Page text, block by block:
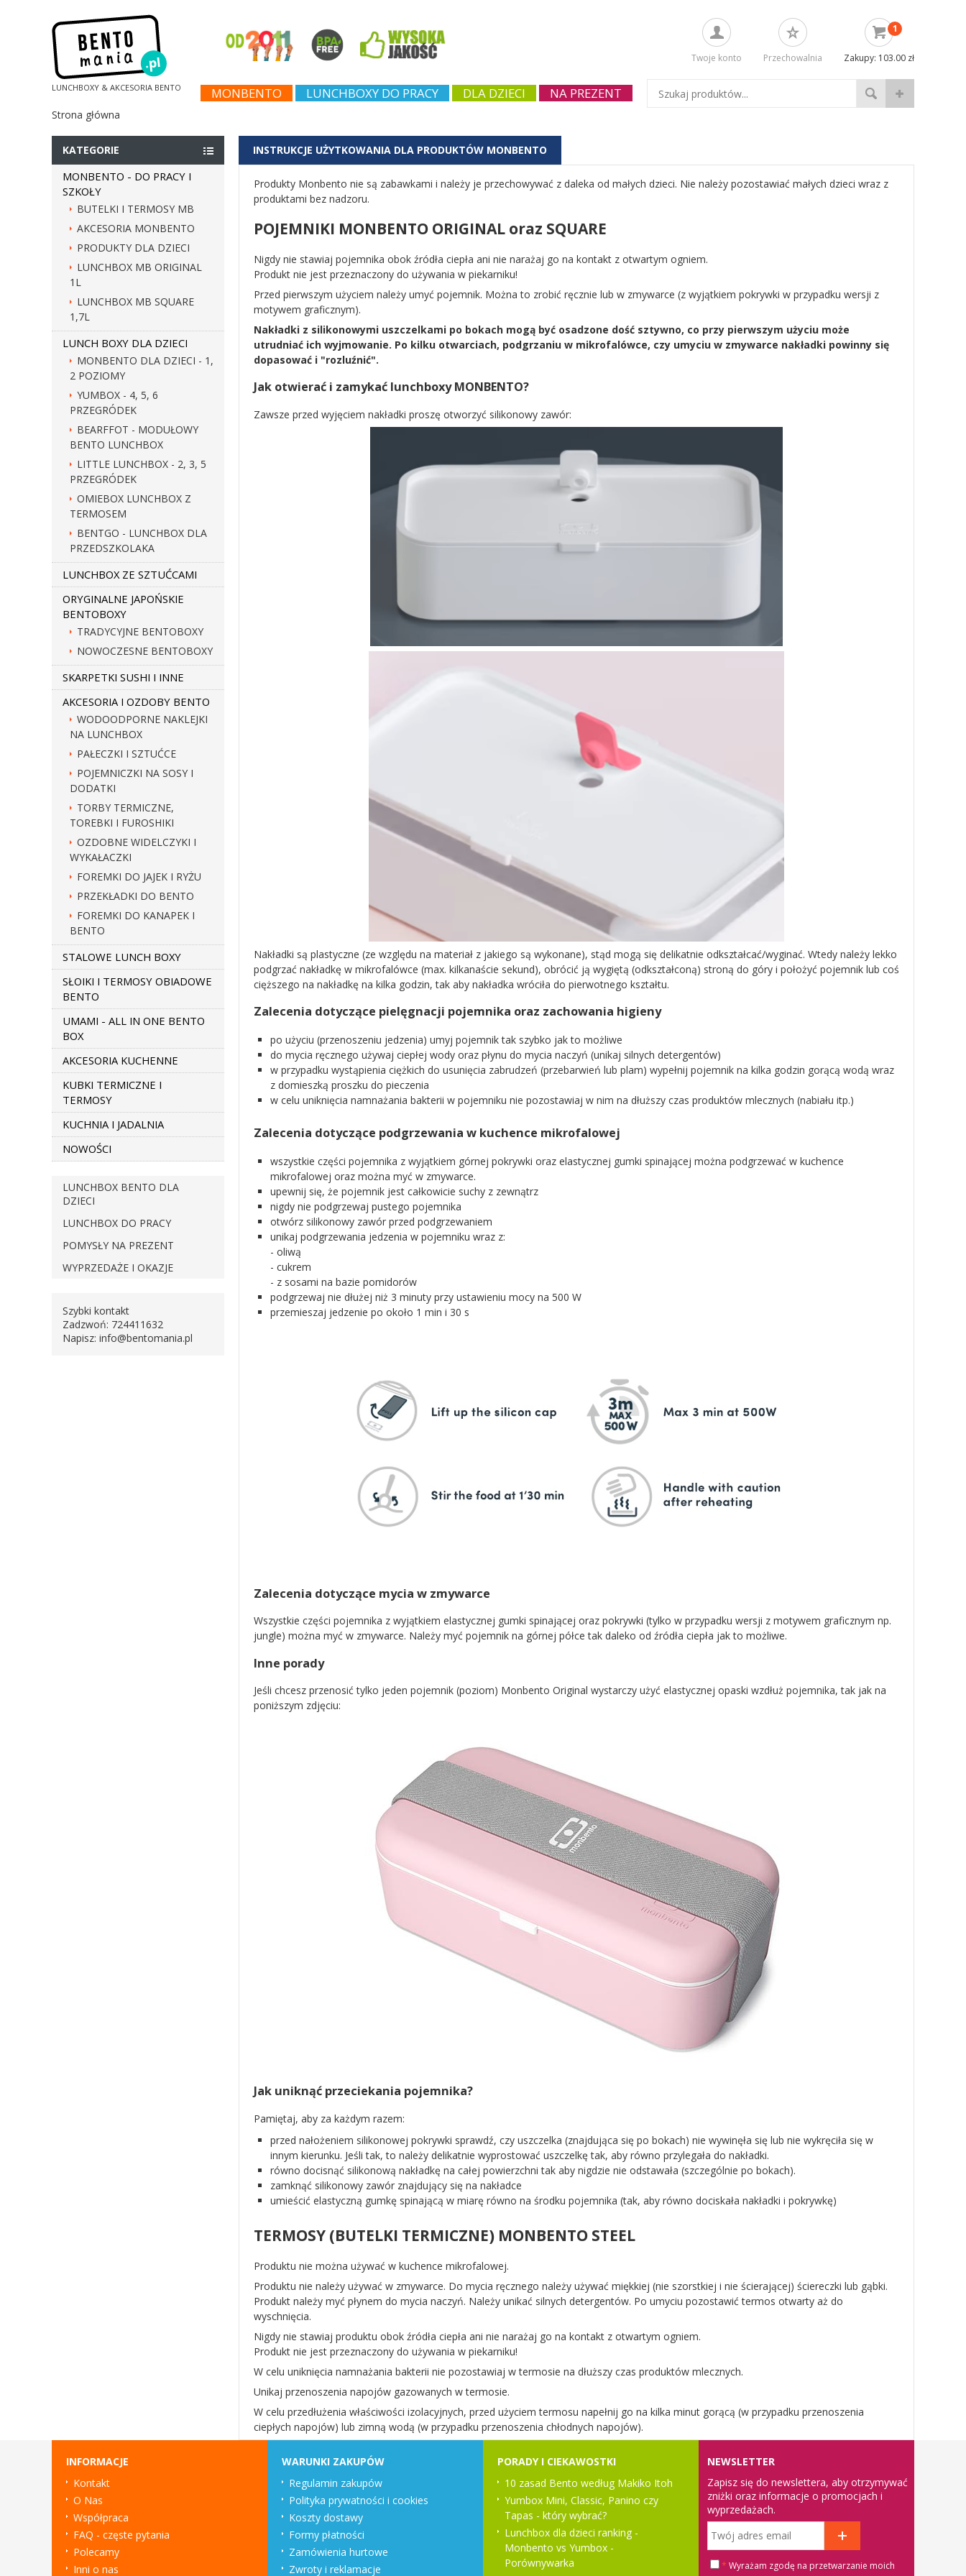
LUNCHBOXY & AKCESORIA BENTO
Twoje konto Przechowalnia
1
Zakupy: 103.00 zł
MONBENTO LUNCHBOXY DO PRACY DLA DZIECI NA PREZENT
Strona główna
KATEGORIE
MONBENTO - DO PRACY I
SZKOŁY
BUTELKI I TERMOSY MB
AKCESORIA MONBENTO
PRODUKTY DLA DZIECI
LUNCHBOX MB ORIGINAL
1L
LUNCHBOX MB SQUARE
1,7L
LUNCH BOXY DLA DZIECI
MONBENTO DLA DZIECI - 1,
2 POZIOMY
YUMBOX - 4, 5, 6
PRZEGRÓDEK
BEARFFOT - MODUŁOWY
BENTO LUNCHBOX
LITTLE LUNCHBOX - 2, 3, 5
PRZEGRÓDEK
OMIEBOX LUNCHBOX Z
TERMOSEM
BENTGO - LUNCHBOX DLA
PRZEDSZKOLAKA
LUNCHBOX ZE SZTUĆCAMI
ORYGINALNE JAPOŃSKIE
BENTOBOXY
TRADYCYJNE BENTOBOXY
NOWOCZESNE BENTOBOXY
SKARPETKI SUSHI I INNE
AKCESORIA I OZDOBY BENTO
WODOODPORNE NAKLEJKI
NA LUNCHBOX
PAŁECZKI I SZTUĆCE
POJEMNICZKI NA SOSY I
DODATKI
TORBY TERMICZNE,
TOREBKI I FUROSHIKI
OZDOBNE WIDELCZYKI I
WYKAŁACZKI
FOREMKI DO JAJEK I RYŻU
PRZEKŁADKI DO BENTO
FOREMKI DO KANAPEK I
BENTO
STALOWE LUNCH BOXY
SŁOIKI I TERMOSY OBIADOWE
BENTO
UMAMI - ALL IN ONE BENTO
BOX
AKCESORIA KUCHENNE
KUBKI TERMICZNE I
TERMOSY
KUCHNIA I JADALNIA
NOWOŚCI
LUNCHBOX BENTO DLA
DZIECI
LUNCHBOX DO PRACY
POMYSŁY NA PREZENT
WYPRZEDAŻE I OKAZJE
INSTRUKCJE UŻYTKOWANIA DLA PRODUKTÓW MONBENTO
Produkty Monbento nie są zabawkami i należy je przechowywać z daleka od małych dzieci. Nie należy pozostawiać małych dzieci wraz z
produktami bez nadzoru.
POJEMNIKI MONBENTO ORIGINAL oraz SQUARE
Nigdy nie stawiaj pojemnika obok źródła ciepła ani nie narażaj go na kontakt z otwartym ogniem.
Produkt nie jest przeznaczony do używania w piekarniku!
Przed pierwszym użyciem należy umyć pojemnik. Można to zrobić ręcznie lub w zmywarce (z wyjątkiem pokrywki w przypadku wersji z
motywem graficznym).
Nakładki z silikonowymi uszczelkami po bokach mogą być osadzone dość sztywno, co przy pierwszym użyciu może
utrudniać ich wyjmowanie. Po kilku otwarciach, podgrzaniu w mikrofalówce, czy umyciu w zmywarce nakładki powinny się
dopasować i "rozluźnić".
Jak otwierać i zamykać lunchboxy MONBENTO?
Zawsze przed wyjęciem nakładki proszę otworzyć silikonowy zawór:
Nakładki są plastyczne (ze względu na materiał z jakiego są wykonane), stąd mogą się delikatnie odkształcać/wyginać. Wtedy należy lekko
podgrzać nakładkę w mikrofalówce (max. kilkanaście sekund), obrócić ją wygiętą (odkształconą) stroną do góry i położyć pojemnik lub coś
cięższego na nakładkę na kilka godzin, tak aby nakładka wróciła do pierwotnego kształtu.
Zalecenia dotyczące pielęgnacji pojemnika oraz zachowania higieny
po użyciu (przenoszeniu jedzenia) umyj pojemnik tak szybko jak to możliwe
do mycia ręcznego używaj ciepłej wody oraz płynu do mycia naczyń (unikaj silnych detergentów)
w przypadku wystąpienia ciężkich do usunięcia zabrudzeń (przebarwień lub plam) wypełnij pojemnik na kilka godzin gorącą wodą wraz
z domieszką proszku do pieczenia
w celu uniknięcia namnażania bakterii w pojemniku nie pozostawiaj w nim na dłuższy czas produktów mlecznych (nabiału itp.)
Zalecenia dotyczące podgrzewania w kuchence mikrofalowej
wszystkie części pojemnika z wyjątkiem górnej pokrywki oraz elastycznej gumki spinającej można podgrzewać w kuchence
mikrofalowej oraz można myć w zmywarce.
upewnij się, że pojemnik jest całkowicie suchy z zewnątrz
nigdy nie podgrzewaj pustego pojemnika
otwórz silikonowy zawór przed podgrzewaniem
unikaj podgrzewania jedzenia w pojemniku wraz z:
- oliwą
- cukrem
- z sosami na bazie pomidorów
podgrzewaj nie dłużej niż 3 minuty przy ustawieniu mocy na 500 W
przemieszaj jedzenie po około 1 min i 30 s
Zalecenia dotyczące mycia w zmywarce
Wszystkie części pojemnika z wyjątkiem elastycznej gumki spinającej oraz pokrywki (tylko w przypadku wersji z motywem graficznym np.
jungle) można myć w zmywarce. Należy myć pojemnik na górnej półce tak daleko od źródła ciepła jak to możliwe.
Inne porady
Jeśli chcesz przenosić tylko jeden pojemnik (poziom) Monbento Original wystarczy użyć elastycznej opaski wzdłuż pojemnika, tak jak na
poniższym zdjęciu:
Jak uniknąć przeciekania pojemnika?
Pamiętaj, aby za każdym razem:
przed nałożeniem silikonowej pokrywki sprawdź, czy uszczelka (znajdująca się po bokach) nie wywinęła się lub nie wykręciła się w
innym kierunku. Jeśli tak, to należy delikatnie wyprostować uszczelkę tak, aby równo przylegała do nakładki.
równo docisnąć silikonową nakładkę na całej powierzchni tak aby nigdzie nie odstawała (szczególnie po bokach).
zamknąć silikonowy zawór znajdujący się na nakładce
umieścić elastyczną gumkę spinającą w miarę równo na środku pojemnika (tak, aby równo dociskała nakładki i pokrywkę)
TERMOSY (BUTELKI TERMICZNE) MONBENTO STEEL
Produktu nie można używać w kuchence mikrofalowej.
Produktu nie należy używać w zmywarce. Do mycia ręcznego należy używać miękkiej (nie szorstkiej i nie ścierającej) ściereczki lub gąbki.
Produkt należy myć płynem do mycia naczyń. Należy unikać silnych detergentów. Po umyciu pozostawić termos otwarty aż do
wyschnięcia.
Nigdy nie stawiaj produktu obok źródła ciepła ani nie narażaj go na kontakt z otwartym ogniem.
Produkt nie jest przeznaczony do używania w piekarniku!
W celu uniknięcia namnażania bakterii nie pozostawiaj w termosie na dłuższy czas produktów mlecznych.
Unikaj przenoszenia napojów gazowanych w termosie.
W celu przedłużenia właściwości izolacyjnych, przed użyciem termosu napełnij go na kilka minut gorącą (w przypadku przenoszenia
ciepłych napojów) lub zimną wodą (w przypadku przenoszenia chłodnych napojów).
Szybki kontakt
Zadzwoń: 724411632
Napisz: info@bentomania.pl
INFORMACJE
Kontakt
O Nas
Współpraca
FAQ - częste pytania
Polecamy
Inni o nas
WARUNKI ZAKUPÓW
Regulamin zakupów
Polityka prywatności i cookies
Koszty dostawy
Formy płatności
Zamówienia hurtowe
Zwroty i reklamacje
PORADY I CIEKAWOSTKI
10 zasad Bento według Makiko Itoh
Yumbox Mini, Classic, Panino czy
Tapas - który wybrać?
Lunchbox dla dzieci ranking -
Monbento vs Yumbox -
Porównywarka
NEWSLETTER
Zapisz się do newslettera, aby otrzymywać
zniżki oraz informacje o promocjach i
wyprzedażach.
* Wyrażam zgodę na przetwarzanie moich